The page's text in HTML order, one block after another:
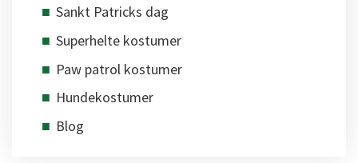
Sankt Patricks dag
Superhelte kostumer
Paw patrol kostumer
Hundekostumer
Blog